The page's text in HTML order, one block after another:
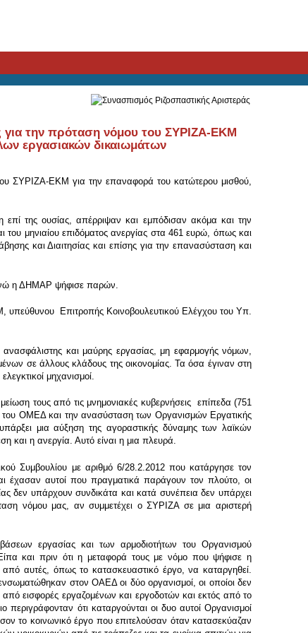
την πρόταση νόμου του ΣΥΡΙΖΑ-ΕΚΜ
εργασιακών δικαιωμάτων
ΣΥΡΙΖΑ-ΕΚΜ για την επαναφορά του κατώτερου μισθού,
της ουσίας, απέρριψαν και εμπόδισαν ακόμα και την
μηνιαίου επιδόματος ανεργίας στα 461 ευρώ, όπως και
και Διαιτησίας και επίσης για την επανασύσταση και
ενώ η ΔΗΜΑΡ ψήφισε παρών.
Επιτροπής Κοινοβουλευτικού Ελέγχου του Υπ.
και μαύρης εργασίας, μη εφαρμογής νόμων,
σε άλλους κλάδους της οικονομίας. Τα όσα έγιναν στη
μηχανισμοί.
τους από τις μνημονιακές κυβερνήσεις επίπεδα (751
του ΟΜΕΔ και την ανασύσταση των Οργανισμών Εργατικής
μια αύξηση της αγοραστικής δύναμης των λαϊκών
και η ανεργία. Αυτό είναι η μια πλευρά.
Συμβουλίου με αριθμό 6/28.2.2012 που κατάργησε τον
έχασαν αυτοί που πραγματικά παράγουν τον πλούτο, οι
δεν υπάρχουν συνδικάτα και κατά συνέπεια δεν υπάρχει
νόμου μας, αν συμμετέχει ο ΣΥΡΙΖΑ σε μια αριστερή
εργασίας και των αρμοδιοτήτων του Οργανισμού
και πριν ότι η μεταφορά τους με νόμο που ψήφισε η
από αυτές, όπως το κατασκευαστικό έργο, να καταργηθεί.
στον ΟΑΕΔ οι δύο οργανισμοί, οι οποίοι δεν
εισφορές εργαζομένων και εργοδοτών και εκτός από το
ότι καταργούνται οι δυο αυτοί Οργανισμοί
το κοινωνικό έργο που επιτελούσαν όταν κατασεκύαζαν